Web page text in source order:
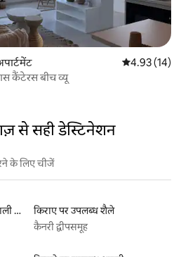
औसत रेटिंग 5 में
4.93 (14)
कैंटेरस बीच व्यू
से सही डेस्टिनेशन
के लिए चीजें
बीच तक जाने की सुविधा देने वाली किराये पर उपलब्ध लिस्टिंग
किराए पर उपलब्ध शैले
कैनरी द्वीपसमूह